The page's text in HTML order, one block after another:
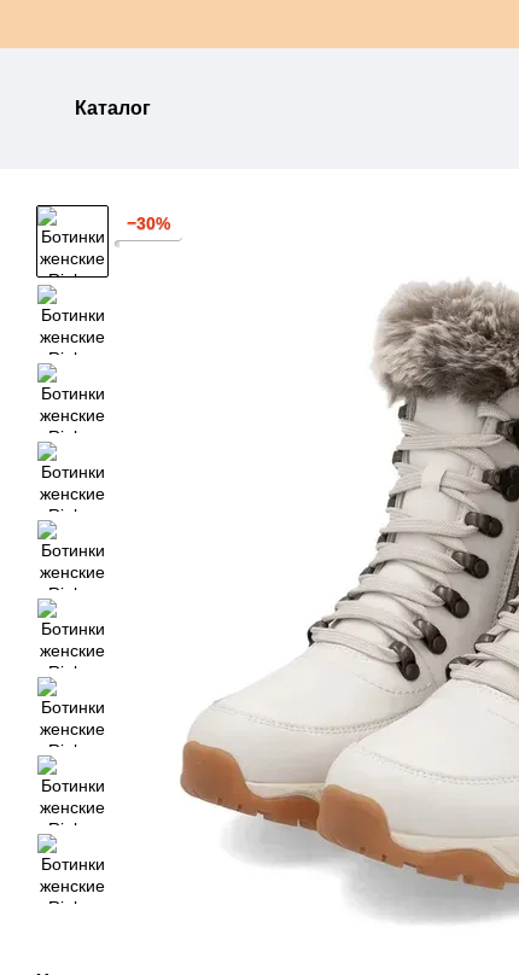
Каталог
−30%